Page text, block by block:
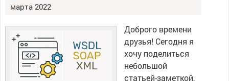
марта 2022
Доброго времени
друзья! Сегодня я
хочу поделиться
небольшой
статьей-заметкой,